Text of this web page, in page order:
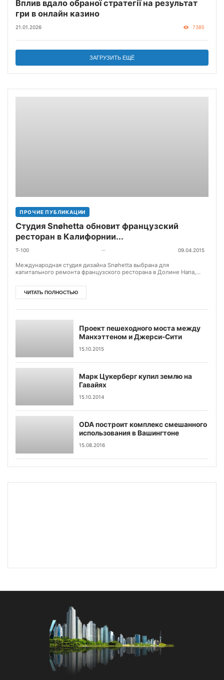
Вплив вдало обраної стратегії на результат
гри в онлайн казино
21.01.2026 7385
ЗАГРУЗИТЬ ЕЩЁ
ПРОЧИЕ ПУБЛИКАЦИИ
Студия Snøhetta обновит французский
ресторан в Калифорнии...
T-100 — 09.04.2015
Международная студия дизайна Snøhetta выбрана для
капитального ремонта французского ресторана в Долине Напа,
ЧИТАТЬ ПОЛНОСТЬЮ
Проект пешеходного моста между
Манхэттеном и Джерси-Сити
15.10.2015
Марк Цукерберг купил землю на
Гавайях
15.10.2014
ODA построит комплекс смешанного
использования в Вашингтоне
15.08.2016